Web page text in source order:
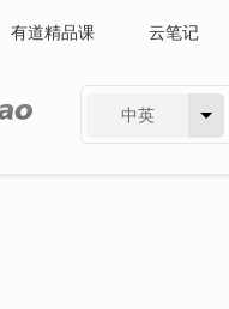
有道精品课 云笔记
中英